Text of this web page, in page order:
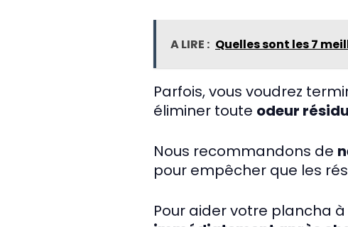
A LIRE : Quelles sont les 7
Parfois, vous voudrez
éliminer toute odeur
Nous recommandons de
pour empêcher que les
Pour aider votre plancha